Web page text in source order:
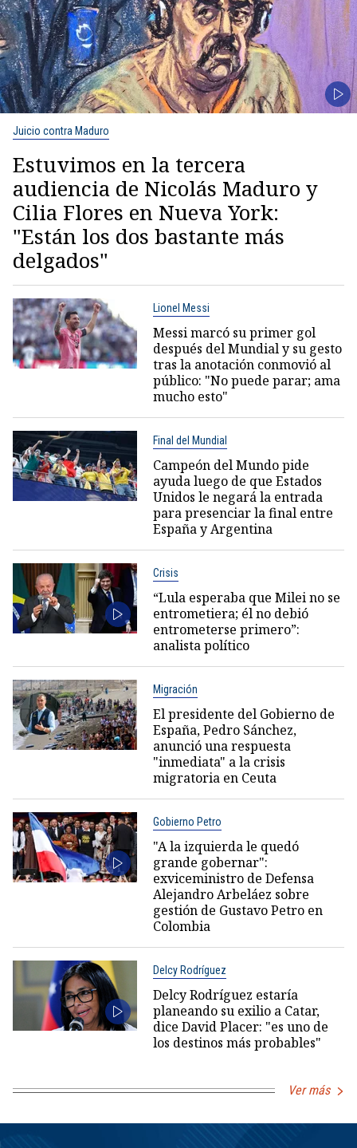
Juicio contra Maduro
Estuvimos en la tercera
audiencia de Nicolás Maduro y
Cilia Flores en Nueva York:
"Están los dos bastante más
delgados"
Lionel Messi
Messi marcó su primer gol
después del Mundial y su gesto
tras la anotación conmovió al
público: "No puede parar; ama
mucho esto"
Final del Mundial
Campeón del Mundo pide
ayuda luego de que Estados
Unidos le negará la entrada
para presenciar la final entre
España y Argentina
Crisis
“Lula esperaba que Milei no se
entrometiera; él no debió
entrometerse primero”:
analista político
Migración
El presidente del Gobierno de
España, Pedro Sánchez,
anunció una respuesta
"inmediata" a la crisis
migratoria en Ceuta
Gobierno Petro
"A la izquierda le quedó
grande gobernar":
exviceministro de Defensa
Alejandro Arbeláez sobre
gestión de Gustavo Petro en
Colombia
Delcy Rodríguez
Delcy Rodríguez estaría
planeando su exilio a Catar,
dice David Placer: "es uno de
los destinos más probables"
Ver más